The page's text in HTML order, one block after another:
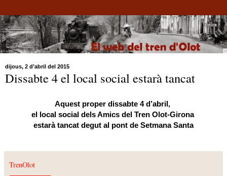
dijous, 2 d’abril del 2015
Dissabte 4 el local social estarà tancat
Aquest proper dissabte 4 d’abril,
el local social dels Amics del Tren Olot-Girona
estarà tancat degut al pont de Setmana Santa
TrenOlot